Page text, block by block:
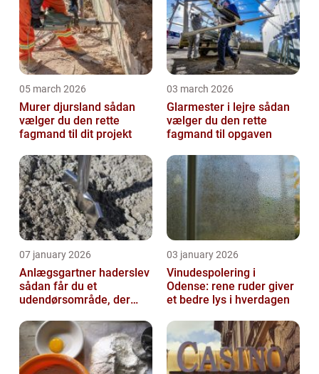
05 march 2026
Murer djursland sådan
vælger du den rette
fagmand til dit projekt
03 march 2026
Glarmester i lejre sådan
vælger du den rette
fagmand til opgaven
07 january 2026
Anlægsgartner haderslev
sådan får du et
udendørsområde, der
03 january 2026
Vinudespolering i
Odense: rene ruder giver
et bedre lys i hverdagen